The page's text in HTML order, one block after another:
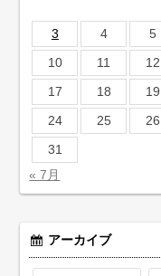
3
4 5
10
11 12
17
18 19
24
25 26
31
« 7月
アーカイブ